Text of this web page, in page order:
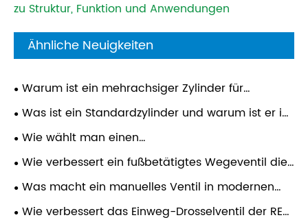
zu Struktur, Funktion und Anwendungen
Ähnliche Neuigkeiten
Warum ist ein mehrachsiger Zylinder für
moderne Automatisierungssysteme unerlässlich?
Was ist ein Standardzylinder und warum ist er in
modernen Industrieanwendungen wichtig?
Wie wählt man einen
Pneumatikschlauch/Luftschlauch aus?
Wie verbessert ein fußbetätigtes Wegeventil die
industrielle Effizienz?
Was macht ein manuelles Ventil in modernen
Industriesystemen unverzichtbar?
Wie verbessert das Einweg-Drosselventil der RE-